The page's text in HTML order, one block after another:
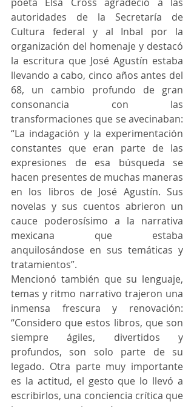
autoridades de la Secretaría de
Cultura federal y al Inbal por la
organización del homenaje y destacó
la escritura que José Agustín estaba
llevando a cabo, cinco años antes del
68, un cambio profundo de gran
consonancia con las
transformaciones que se avecinaban:
“La indagación y la experimentación
constantes que eran parte de las
expresiones de esa búsqueda se
hacen presentes de muchas maneras
en los libros de José Agustín. Sus
novelas y sus cuentos abrieron un
cauce poderosísimo a la narrativa
mexicana que estaba
anquilosándose en sus temáticas y
tratamientos”.
Mencionó también que su lenguaje,
temas y ritmo narrativo trajeron una
inmensa frescura y renovación:
“Considero que estos libros, que son
siempre ágiles, divertidos y
profundos, son solo parte de su
legado. Otra parte muy importante
es la actitud, el gesto que lo llevó a
escribirlos, una conciencia crítica que